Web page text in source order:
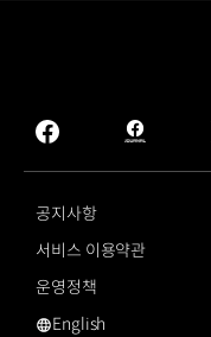
facebook
hmg
journal
공지사항
서비스 이용약관
운영정책
English